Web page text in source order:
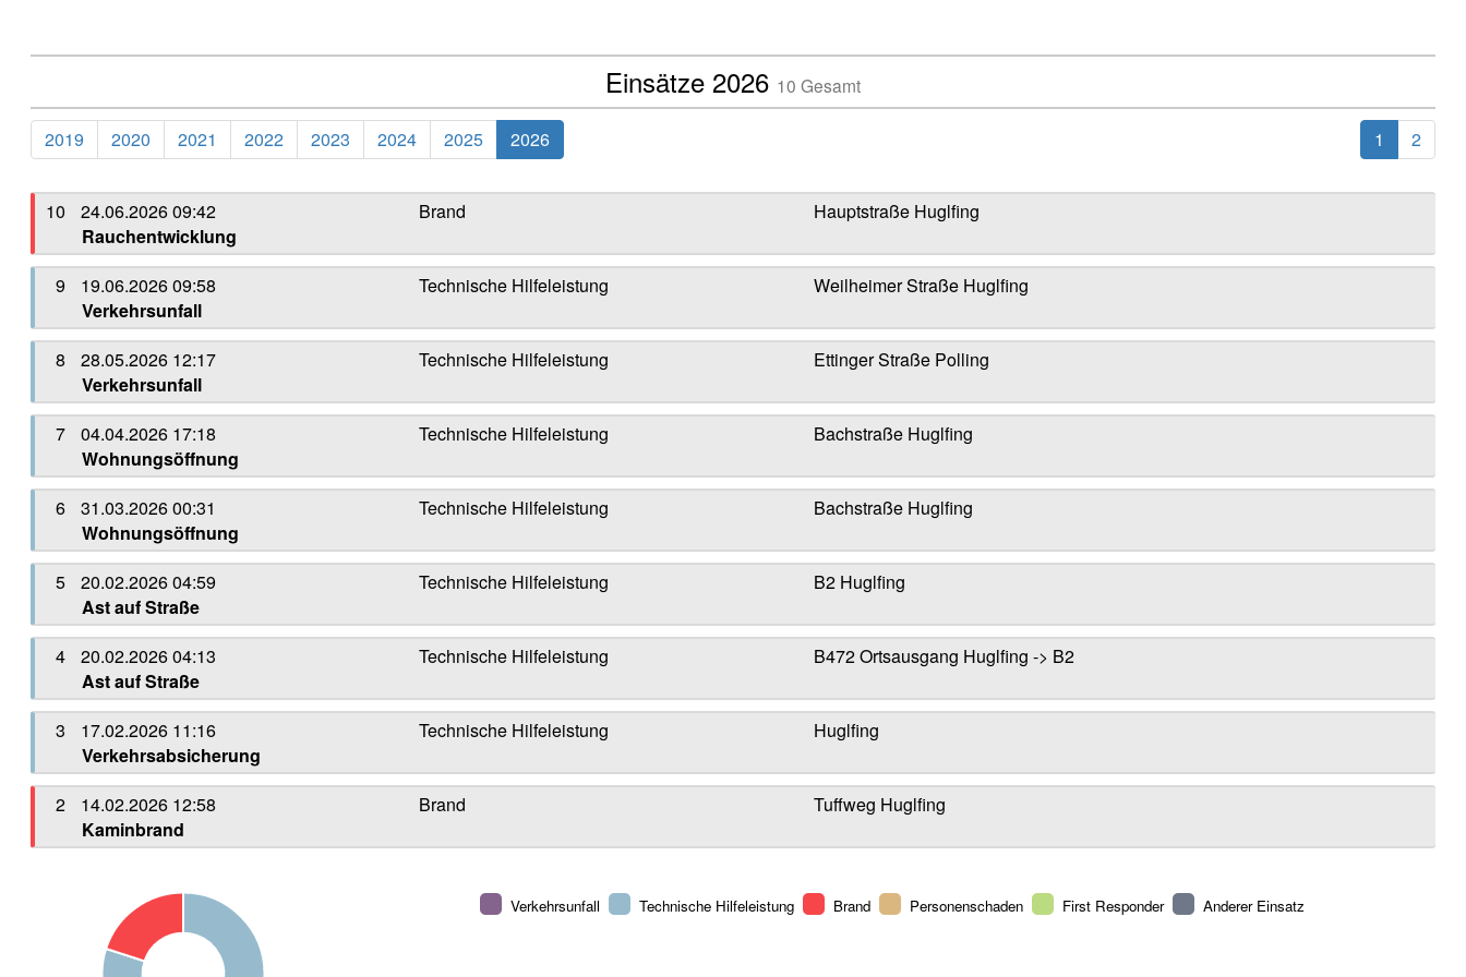
Einsätze 2026 10 Gesamt
2019 2020 2021 2022 2023 2024 2025 2026 1 2
10 24.06.2026 09:42 Brand
Hauptstraße Huglfing
Rauchentwicklung
9
19.06.2026 09:58 Technische Hilfeleistung
Weilheimer Straße Huglfing
Verkehrsunfall
8
28.05.2026 12:17 Technische Hilfeleistung
Ettinger Straße Polling
Verkehrsunfall
7
04.04.2026 17:18 Technische Hilfeleistung
Bachstraße Huglfing
Wohnungsöffnung
6
31.03.2026 00:31 Technische Hilfeleistung
Bachstraße Huglfing
Wohnungsöffnung
5
20.02.2026 04:59 Technische Hilfeleistung
B2 Huglfing
Ast auf Straße
4
20.02.2026 04:13 Technische Hilfeleistung
B472 Ortsausgang Huglfing -> B2
Ast auf Straße
3
17.02.2026 11:16 Technische Hilfeleistung
Huglfing
Verkehrsabsicherung
2
14.02.2026 12:58 Brand
Tuffweg Huglfing
Kaminbrand
Verkehrsunfall Technische Hilfeleistung Brand Personenschaden First Responder Anderer Einsatz